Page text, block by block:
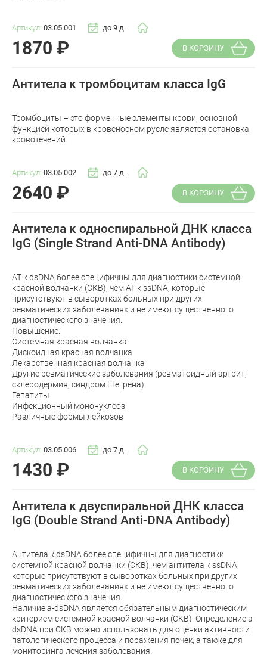
Артикул: 03.05.001 до 9 д.
1870 ₽ В КОРЗИНУ
Антитела к тромбоцитам класса IgG
Тромбоциты – это форменные элементы крови, основной
функцией которых в кровеносном русле является остановка
кровотечений.
Артикул: 03.05.002 до 7 д.
2640 ₽ В КОРЗИНУ
Антитела к односпиральной ДНК класса
IgG (Single Strand Anti-DNA Antibody)
АТ к dsDNA более специфичны для диагностики системной
красной волчанки (СКВ), чем АТ к ssDNA, которые
присутствуют в сыворотках больных при других
ревматических заболеваниях и не имеют существенного
диагностического значения.
Повышение:
Системная красная волчанка
Дискоидная красная волчанка
Лекарственная красная волчанка
Другие ревматические заболевания (ревматоидный артрит,
склеродермия, синдром Шегрена)
Гепатиты
Инфекционный мононуклеоз
Различные формы лейкозов
Артикул: 03.05.006 до 7 д.
1430 ₽ В КОРЗИНУ
Антитела к двуспиральной ДНК класса
IgG (Double Strand Anti-DNA Antibody)
Антитела к dsDNA более специфичны для диагностики
системной красной волчанки (СКВ), чем антитела к ssDNA,
которые присутствуют в сыворотках больных при других
ревматических заболеваниях и не имеют существенного
диагностического значения.
Наличие a-dsDNA является обязательным диагностическим
критерием системной красной волчанки (СКВ). Определение a-
dsDNA при СКВ можно использовать для оценки активности
патологического процесса и поражения почек, а также для
мониторинга лечения заболевания.